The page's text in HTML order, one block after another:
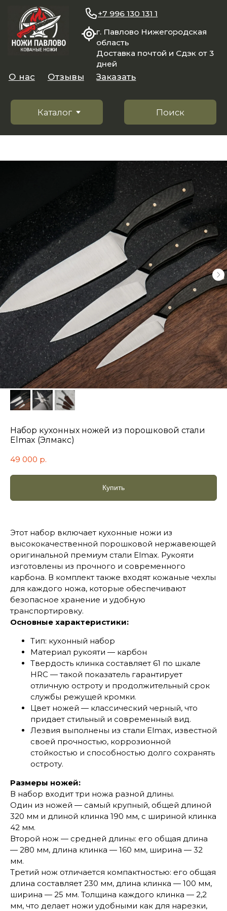
область
Доставка почтой и Сдэк от 3
Поиск
Каталог
Заказать
+7 996 130 131 1
Набор кухонных ножей из порошковой стали
Elmax (Элмакс)
49 000 р.
Купить
Этот набор включает кухонные ножи из
высококачественной порошковой нержавеющей
оригинальной премиум стали Elmax. Рукояти
изготовлены из прочного и современного
карбона. В комплект также входят кожаные чехлы
для каждого ножа, которые обеспечивают
безопасное хранение и удобную
транспортировку.
Основные характеристики:
Тип: кухонный набор
Материал рукояти — карбон
Твердость клинка составляет 61 по шкале
HRC — такой показатель гарантирует
отличную остроту и продолжительный срок
службы режущей кромки.
Цвет ножей — классический черный, что
придает стильный и современный вид.
Лезвия выполнены из стали Elmax, известной
своей прочностью, коррозионной
стойкостью и способностью долго сохранять
остроту.
Размеры ножей:
В набор входит три ножа разной длины.
Один из ножей — самый крупный, общей длиной
320 мм и длиной клинка 190 мм, с шириной клинка
42 мм.
Второй нож — средней длины: его общая длина
— 280 мм, длина клинка — 160 мм, ширина — 32
мм.
Третий нож отличается компактностью: его общая
длина составляет 230 мм, длина клинка — 100 мм,
ширина — 25 мм. Толщина каждого клинка — 2,2
мм, что делает ножи удобными как для нарезки,